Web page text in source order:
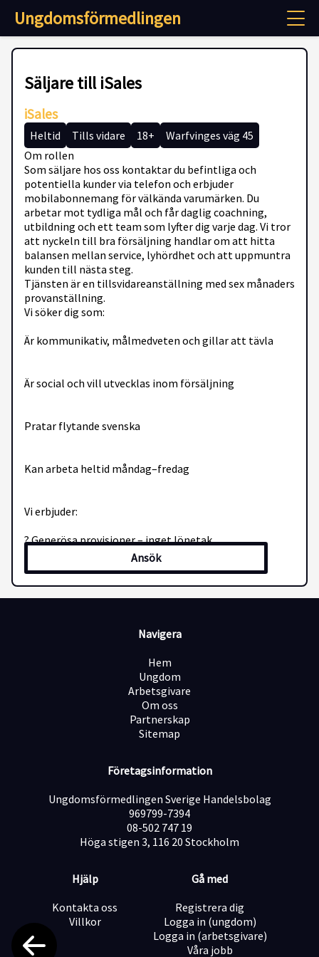
Ungdomsförmedlingen
Säljare till iSales
iSales
Heltid Tills vidare 18+
Warfvinges väg 45
Om rollen
Som säljare hos oss kontaktar du befintliga och
potentiella kunder via telefon och erbjuder
mobilabonnemang för välkända varumärken. Du
arbetar mot tydliga mål och får daglig coachning,
utbildning och ett team som lyfter dig varje dag. Vi tror
att nyckeln till bra försäljning handlar om att hitta
balansen mellan service, lyhördhet och att uppmuntra
kunden till nästa steg.
Tjänsten är en tillsvidareanställning med sex månaders
provanställning.
Vi söker dig som:
Är kommunikativ, målmedveten och gillar att tävla
Är social och vill utvecklas inom försäljning
Pratar flytande svenska
Kan arbeta heltid måndag–fredag
Vi erbjuder:
? Generösa provisioner – inget lönetak
? Utbildning & daglig coachning
? Stark teamkänsla och roliga aktiviteter
? Tjänstepension och sjukförsäkring
ett starkare team.
Urval sker löpande – vi ser fram emot din ansökan!
Om iSales: För över två decennier sedan grundade vi
iSales med två klara mål: Att hjälpa Sveriges ledande
teleoperatörer nå sina säljmål och att ge ambitiösa
telemarketingföretag och en attraktiv arbetsgivare.
hjälp av modern teknik ständigt förfinar våra
säljmetoder. Vår vision är lika tydlig nu som då – att
skapa framgång och framtidsmöjligheter för både våra
uppdragsgivare och medarbetare.
Ansök
Navigera
Hem
Ungdom
Arbetsgivare
Om oss
Partnerskap
Sitemap
Företagsinformation
Ungdomsförmedlingen Sverige Handelsbolag
969799-7394
08-502 747 19
Höga stigen 3, 116 20 Stockholm
Hjälp
Kontakta oss
Villkor
Gå med
Registrera dig
Logga in (ungdom)
Logga in (arbetsgivare)
Våra jobb